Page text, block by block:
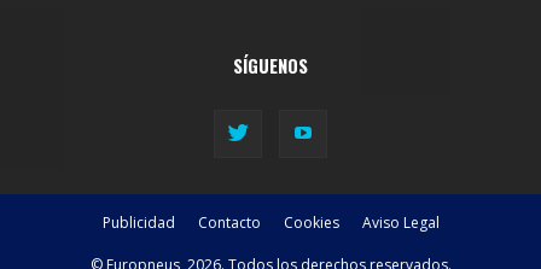
SÍGUENOS
Publicidad Contacto Cookies Aviso Legal
© Europneus, 2026. Todos los derechos reservados.